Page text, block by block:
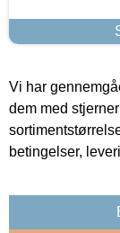
Vi har
dem med
betingelser,